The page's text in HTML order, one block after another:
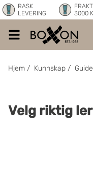
RASK
LEVERING
3000
Hjem / Kunnskap /
Velg riktig